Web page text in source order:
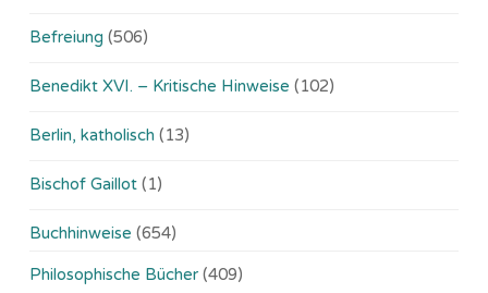
Befreiung (506)
Benedikt XVI. – Kritische Hinweise (102)
Berlin, katholisch (13)
Bischof Gaillot (1)
Buchhinweise (654)
Philosophische Bücher (409)